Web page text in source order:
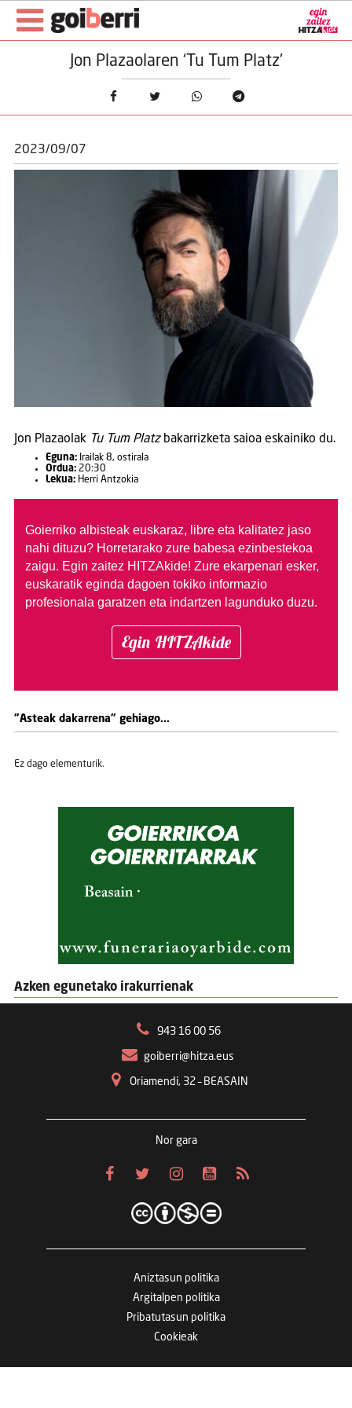
Jon Plazaolaren ‘Tu Tum Platz’
2023/09/07
Jon Plazaolak Tu Tum Platzbakarrizketa saioa eskainiko du.
Eguna:Irailak 8, ostirala
Ordua:20:30
Lekua:Herri Antzokia
Goierriko albisteak euskaraz, libre eta kalitatez jaso
nahi dituzu? Horretarako zure babesa ezinbestekoa
zaigu. Egin zaitez HITZAkide! Zure ekarpenari esker,
euskaratik eginda dagoen tokiko informazio
profesionala garatzen eta indartzen lagunduko duzu.
Egin HITZAkide
"Asteak dakarrena" gehiago...
Ez dago elementurik.
Azken egunetako irakurrienak
943 16 00 56
goiberri@hitza.eus
Oriamendi, 32 – BEASAIN
Nor gara
Aniztasun politika
Argitalpen politika
Pribatutasun politika
Cookieak